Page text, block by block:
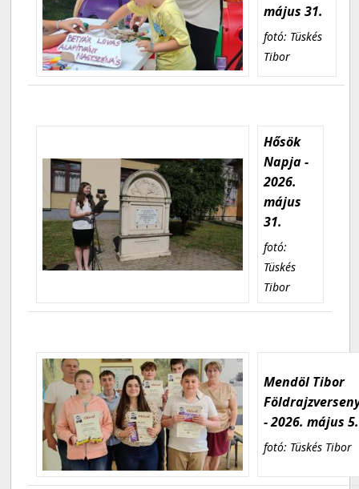
május 31.
fotó: Tüskés
Tibor
Hősök
Napja -
2026.
május
31.
fotó:
Tüskés
Tibor
Mendöl Tibor
- 2026. május 5.
fotó: Tüskés Tibor